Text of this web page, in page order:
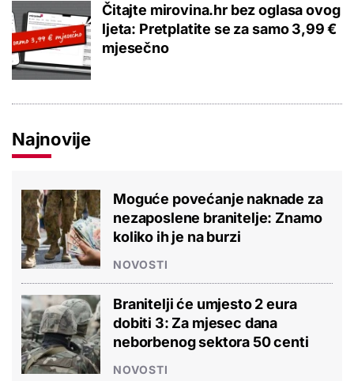
Čitajte mirovina.hr bez oglasa ovog
ljeta: Pretplatite se za samo 3,99 €
mjesečno
Najnovije
Moguće povećanje naknade za
nezaposlene branitelje: Znamo
koliko ih je na burzi
NOVOSTI
Branitelji će umjesto 2 eura
dobiti 3: Za mjesec dana
neborbenog sektora 50 centi
NOVOSTI